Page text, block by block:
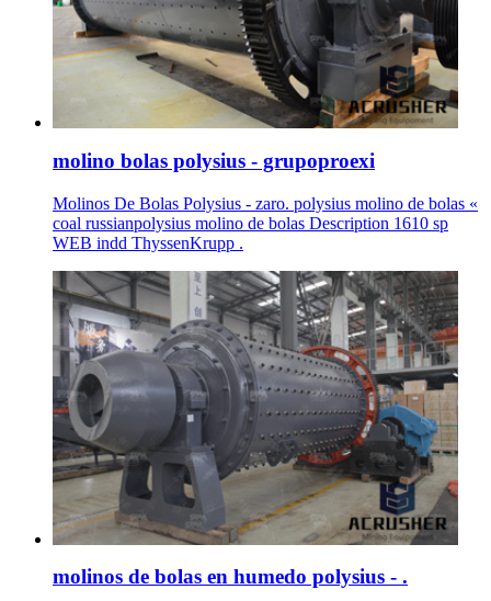
molino bolas polysius - grupoproexi
Molinos De Bolas Polysius - zaro. polysius molino de bolas «
coal russianpolysius molino de bolas Description 1610 sp
WEB indd ThyssenKrupp .
molinos de bolas en humedo polysius - .